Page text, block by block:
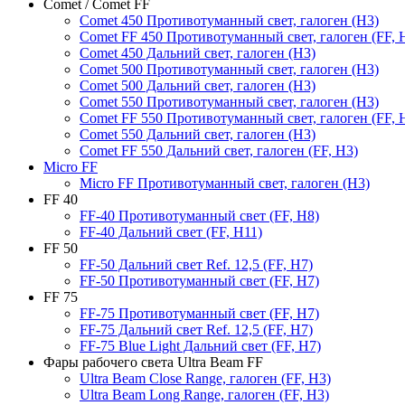
Comet / Comet FF
Comet 450 Противотуманный свет, галоген (H3)
Comet FF 450 Противотуманный свет, галоген (FF,
Comet 450 Дальний свет, галоген (H3)
Comet 500 Противотуманный свет, галоген (H3)
Comet 500 Дальний свет, галоген (H3)
Comet 550 Противотуманный свет, галоген (H3)
Comet FF 550 Противотуманный свет, галоген (FF,
Comet 550 Дальний свет, галоген (H3)
Comet FF 550 Дальний свет, галоген (FF, H3)
Micro FF
Micro FF Противотуманный свет, галоген (H3)
FF 40
FF-40 Противотуманный свет (FF, H8)
FF-40 Дальний свет (FF, H11)
FF 50
FF-50 Дальний свет Ref. 12,5 (FF, H7)
FF-50 Противотуманный свет (FF, H7)
FF 75
FF-75 Противотуманный свет (FF, H7)
FF-75 Дальний свет Ref. 12,5 (FF, H7)
FF-75 Blue Light Дальний свет (FF, H7)
Фары рабочего света Ultra Beam FF
Ultra Beam Close Range, галоген (FF, H3)
Ultra Beam Long Range, галоген (FF, H3)